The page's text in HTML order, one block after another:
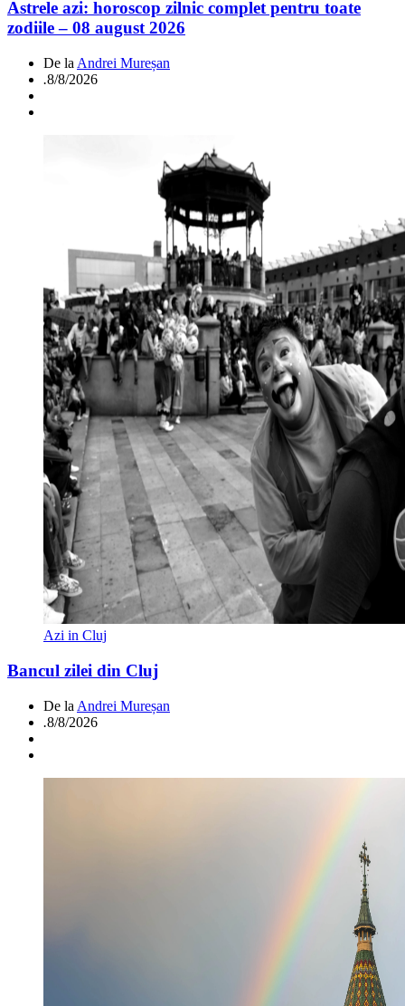
Astrele azi: horoscop zilnic complet pentru toate
zodiile – 08 august 2026
De la Andrei Mureșan
.8/8/2026
Azi in Cluj
Bancul zilei din Cluj
De la Andrei Mureșan
.8/8/2026